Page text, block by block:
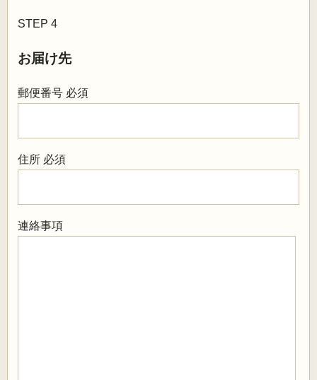
STEP 4
お届け先
郵便番号 必須
住所 必須
連絡事項